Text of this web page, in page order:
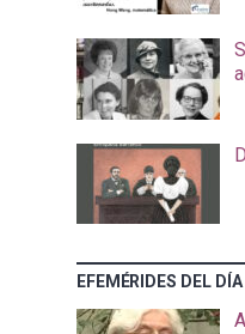
EFEMÉRIDES DEL DÍA